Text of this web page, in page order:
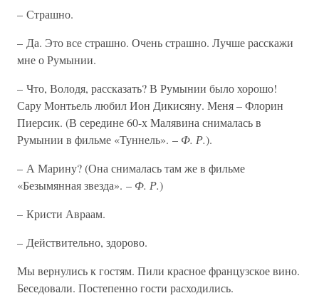
– Страшно.
– Да. Это все страшно. Очень страшно. Лучше расскажи
мне о Румынии.
– Что, Володя, рассказать? В Румынии было хорошо!
Сару Монтьель любил Ион Дикисяну. Меня – Флорин
Пиерсик. (В середине 60-х Малявина снималась в
Румынии в фильме «Туннель». – Ф. Р.).
– А Марину? (Она снималась там же в фильме
«Безымянная звезда». – Ф. Р.)
– Кристи Авраам.
– Действительно, здорово.
Мы вернулись к гостям. Пили красное французское вино.
Беседовали. Постепенно гости расходились.